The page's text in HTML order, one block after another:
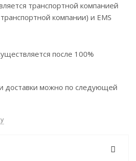
транспортной компанией
компании) и EMS
после 100%
доставки можно по следующей